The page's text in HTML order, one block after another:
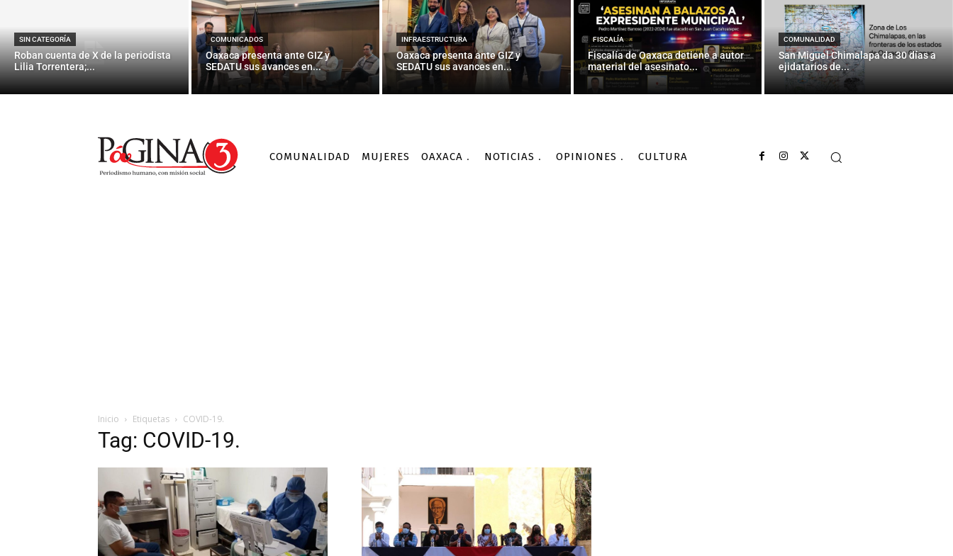
SIN CATEGORÍA
Roban cuenta de X de la periodista
Lilia Torrentera;...
COMUNICADOS
Oaxaca presenta ante GIZ y
SEDATU sus avances en...
INFRAESTRUCTURA
Oaxaca presenta ante GIZ y
SEDATU sus avances en...
FISCALÍA
Fiscalía de Oaxaca detiene a autor
material del asesinato...
COMUNALIDAD
San Miguel Chimalapa da 30 días a
ejidatarios de...
COMUNALIDAD MUJERES OAXACA NOTICIAS OPINIONES CULTURA
Inicio Etiquetas COVID-19.
Tag: COVID-19.